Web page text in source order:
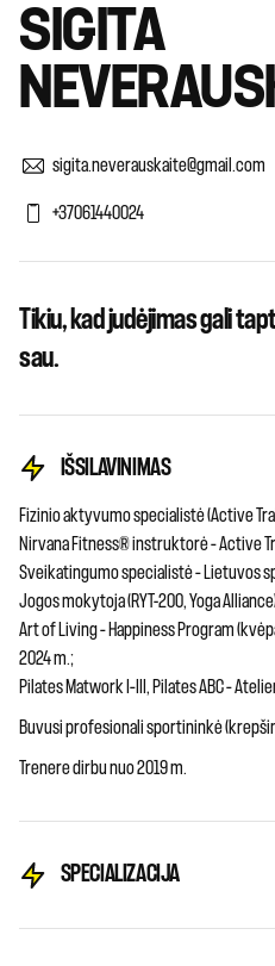
SIGITA
sigita.neverauskaite@gmail.com
+37061440024
Tikiu, kad judėjimas gali
sau.
IŠSILAVINIMAS
Fizinio aktyvumo specialistė (Active
Nirvana Fitness® instruktorė – Active
Sveikatingumo specialistė – Lietuvos
Jogos mokytoja (RYT-200, Yoga
Art of Living – Happiness Program
2024 m.;
Pilates Matwork I–III, Pilates ABC –
Buvusi profesionali sportininkė
Trenere dirbu nuo 2019 m.
SPECIALIZACIJA